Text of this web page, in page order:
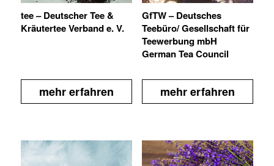
tee – Deutscher Tee &
Kräutertee Verband e. V.
mehr erfahren
GfTW – Deutsches
Teebüro/ Gesellschaft für
Teewerbung mbH
German Tea Council
mehr erfahren